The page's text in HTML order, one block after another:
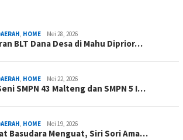
, HOME Mei 28, 2026
BLT Dana Desa di Mahu Diprior…
, HOME Mei 22, 2026
SMPN 43 Malteng dan SMPN 5 I…
, HOME Mei 19, 2026
Basudara Menguat, Siri Sori Ama…